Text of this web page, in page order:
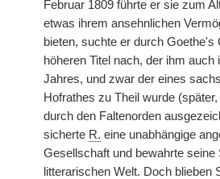
Februar 1809 führte er sie zum
etwas ihrem ansehnlichen
bieten, suchte er durch Goethe's
höheren Titel nach, der ihm auch
Jahres, und zwar der eines
Hofrathes zu Theil wurde
durch den Faltenorden
sicherte R. eine unabhängige
Gesellschaft und bewahrte seine
litterarischen Welt. Doch blieben